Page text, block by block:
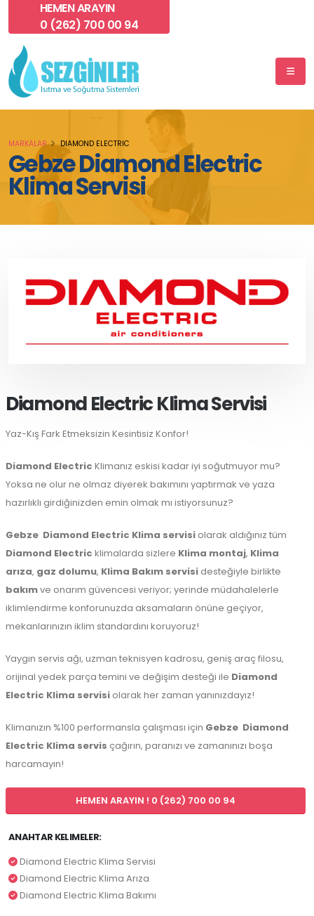
HEMEN ARAYIN
0 (262) 700 00 94
Gebze Diamond Electric
Klima Servisi
MARKALAR DIAMOND ELECTRIC
Diamond Electric Klima Servisi
Yaz-Kış Fark Etmeksizin Kesintisiz Konfor!
Diamond Electric Klimanız eskisi kadar iyi soğutmuyor mu?
Yoksa ne olur ne olmaz diyerek bakımını yaptırmak ve yaza
hazırlıklı girdiğinizden emin olmak mı istiyorsunuz?
Gebze Diamond Electric Klima servisi olarak aldığınız tüm
Diamond Electric klimalarda sizlere Klima montaj, Klima
arıza, gaz dolumu, Klima Bakım servisi desteğiyle birlikte
bakımve onarım güvencesi veriyor; yerinde müdahalelerle
iklimlendirme konforunuzda aksamaların önüne geçiyor,
mekanlarınızın iklim standardını koruyoruz!
Yaygın servis ağı, uzman teknisyen kadrosu, geniş araç filosu,
orijinal yedek parça temini ve değişim desteği ile Diamond
Electric Klima servisi olarak her zaman yanınızdayız!
Klimanızın %100 performansla çalışması için Gebze Diamond
Electric Klima servis çağırın, paranızı ve zamanınızı boşa
harcamayın!
HEMEN ARAYIN ! 0 (262) 700 00 94
ANAHTAR KELIMELER:
Diamond Electric Klima Servisi
Diamond Electric Klima Arıza
Diamond Electric Klima Bakımı